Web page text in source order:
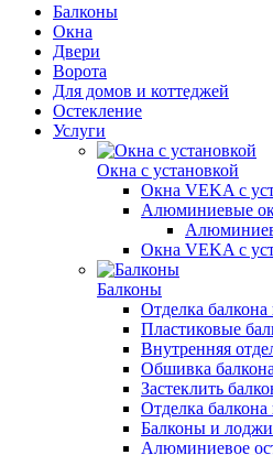
Балконы
Окна
Двери
Ворота
Для домов и коттеджей
Остекление
Услуги
Окна с установкой
Окна VEKA с
Алюминиевые
Окна VEKA с
Балконы
Отделка
Пластиковые
Внутренняя
Обшивка
Застеклить
Отделка
Балконы и
Алюминиевое